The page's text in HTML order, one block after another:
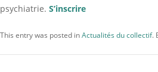
psychiatrie. S’inscrire
This entry was posted inActualités du collectif.